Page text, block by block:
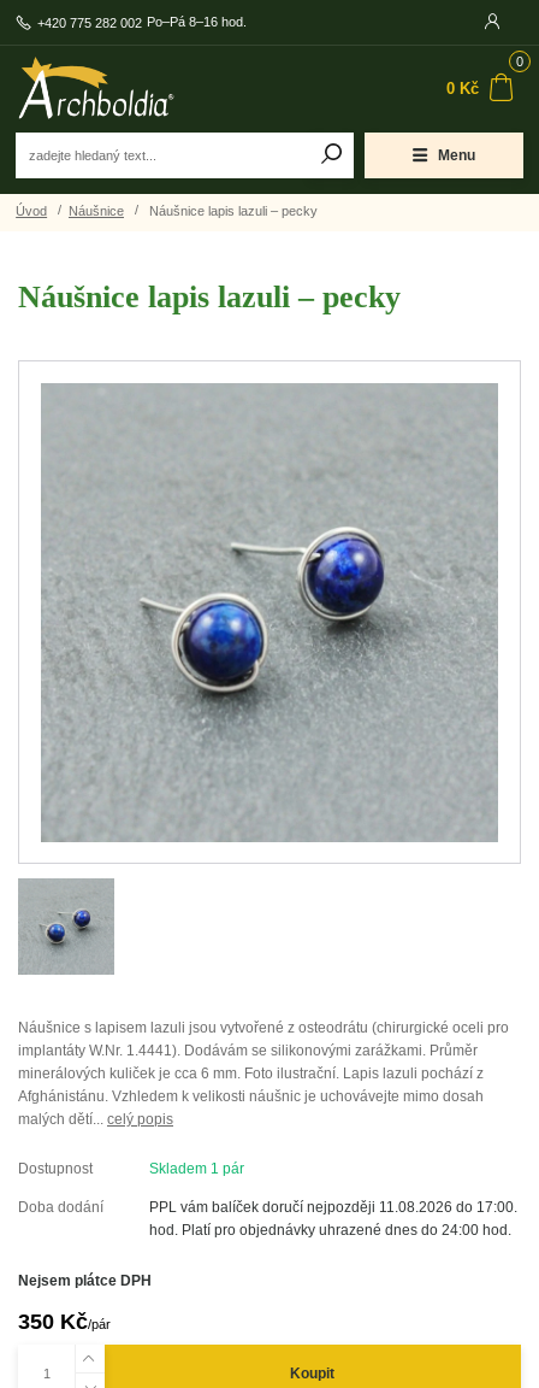
Menu
+420 775 282 002 Po–Pá 8–16 hod.
0
0 Kč
Úvod Náušnice Náušnice lapis lazuli – pecky
Náušnice lapis lazuli – pecky
Náušnice s lapisem lazuli jsou vytvořené z osteodrátu (chirurgické oceli pro
implantáty W.Nr. 1.4441). Dodávám se silikonovými zarážkami. Průměr
minerálových kuliček je cca 6 mm. Foto ilustrační. Lapis lazuli pochází z
Afghánistánu. Vzhledem k velikosti náušnic je uchovávejte mimo dosah
malých dětí... celý popis
Dostupnost Skladem 1 pár
Doba dodání
PPL vám balíček doručí nejpozději 11.08.2026 do 17:00.
hod. Platí pro objednávky uhrazené dnes do 24:00 hod.
Nejsem plátce DPH
350 Kč/pár
Koupit